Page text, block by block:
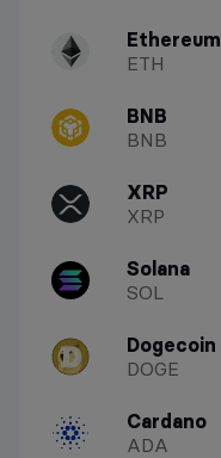
Ethereum
ETH
BNB
BNB
XRP
XRP
Solana
SOL
Dogecoin
DOGE
Cardano
ADA